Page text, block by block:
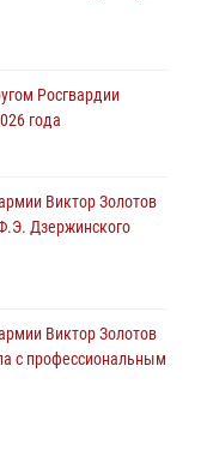
ведомственная
пропавшую
Росгвардии
года
Виктор Золотов
Дзержинского
Виктор Золотов
с профессиональным